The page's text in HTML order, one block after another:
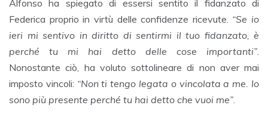
Alfonso ha spiegato di essersi sentito il fidanzato di
Federica proprio in virtù delle confidenze ricevute. “Se io
ieri mi sentivo in diritto di sentirmi il tuo fidanzato, è
perché tu mi hai detto delle cose importanti”.
Nonostante ciò, ha voluto sottolineare di non aver mai
imposto vincoli: “Non ti tengo legata o vincolata a me. Io
sono più presente perché tu hai detto che vuoi me”.